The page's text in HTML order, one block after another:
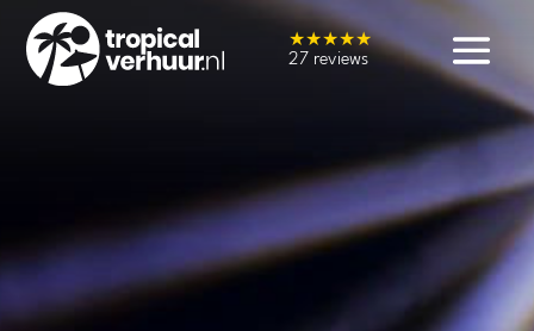
★★★★★
27 reviews